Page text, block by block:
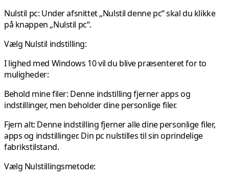
Nulstil pc: Under afsnittet „Nulstil denne pc“ skal du klikke
på knappen „Nulstil pc“.
Vælg Nulstil indstilling:
I lighed med Windows 10 vil du blive præsenteret for to
muligheder:
Behold mine filer: Denne indstilling fjerner apps og
indstillinger, men beholder dine personlige filer.
Fjern alt: Denne indstilling fjerner alle dine personlige filer,
apps og indstillinger. Din pc nulstilles til sin oprindelige
fabrikstilstand.
Vælg Nulstillingsmetode: